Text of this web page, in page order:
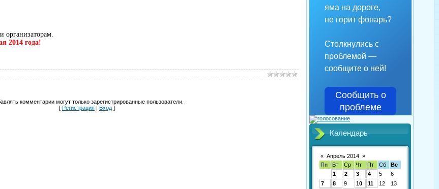
организаторам.
2014 года!
комментарии могут только зарегистрированные пользователи.
[ Регистрация | Вход ]
яма на дороге,
не горит фонарь?
Столкнулись с
проблемой —
сообщите о ней!
Сообщить о
проблеме
Календарь
« Апрель 2014 »
Пн
Вт Ср Чт Пт Сб
Вс
1
2 3 4 5
6
7
8 9 10 11 12
13